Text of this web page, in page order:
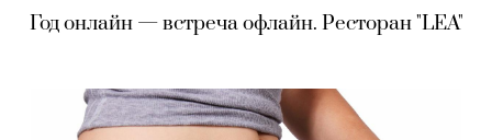
Год онлайн — встреча офлайн. Ресторан "LEA"